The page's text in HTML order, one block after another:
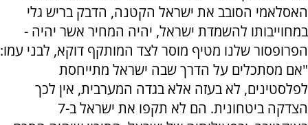
האסלאמי הסובב את ישראל הקטנה, הדבק בריש גלי
במחוייבותו להשמדת ישראל, יהיה המחיר אשר יהיה -
הפרופסור שלנו מטיף מוסר לצד המותקף דוקא, לבני עמו:
"אם מסתכלים על הדרך שבה ישראל מתייחסת
לפלסטינים, לא בעזה אלא בגדה המערבית, אין לכך
הצדקה ביטחונית. הם לא תקפו את ישראל ב-7